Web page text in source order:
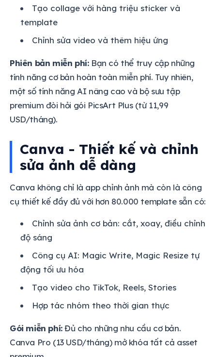
Tạo collage với hàng triệu sticker và
template
Chỉnh sửa video và thêm hiệu ứng
Phiên bản miễn phí:Bạn có thể truy cập những
tính năng cơ bản hoàn toàn miễn phí. Tuy nhiên,
một số tính năng AI nâng cao và bộ sưu tập
premium đòi hỏi gói PicsArt Plus (từ 11,99
USD/tháng).
Canva - Thiết kế và chỉnh
sửa ảnh dễ dàng
Canva không chỉ là app chỉnh ảnh mà còn là công
cụ thiết kế đầy đủ với hơn 80.000 template sẵn có:
Chỉnh sửa ảnh cơ bản: cắt, xoay, điều chỉnh
độ sáng
Công cụ AI: Magic Write, Magic Resize tự
động tối ưu hóa
Tạo video cho TikTok, Reels, Stories
Hợp tác nhóm theo thời gian thực
Gói miễn phí:Đủ cho những nhu cầu cơ bản.
Canva Pro (13 USD/tháng) mở khóa tất cả asset